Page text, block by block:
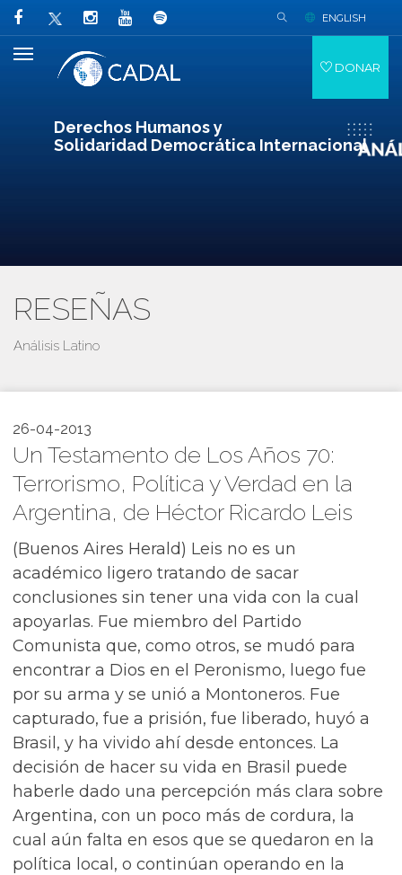
Derechos Humanos y
Solidaridad Democrática Internacional
ENGLISH
DONAR
RESEÑAS
Análisis Latino
26-04-2013
Un Testamento de Los Años 70:
Terrorismo, Política y Verdad en la
Argentina, de Héctor Ricardo Leis
(Buenos Aires Herald) Leis no es un
académico ligero tratando de sacar
conclusiones sin tener una vida con la cual
apoyarlas. Fue miembro del Partido
Comunista que, como otros, se mudó para
encontrar a Dios en el Peronismo, luego fue
por su arma y se unió a Montoneros. Fue
capturado, fue a prisión, fue liberado, huyó a
Brasil, y ha vivido ahí desde entonces. La
decisión de hacer su vida en Brasil puede
haberle dado una percepción más clara sobre
Argentina, con un poco más de cordura, la
cual aún falta en esos que se quedaron en la
política local, o continúan operando en la